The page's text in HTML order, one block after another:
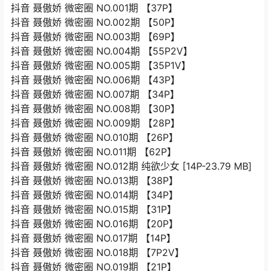
抖音 聂傲娇 微密圈 NO.001期 【37P】
抖音 聂傲娇 微密圈 NO.002期 【50P】
抖音 聂傲娇 微密圈 NO.003期 【69P】
抖音 聂傲娇 微密圈 NO.004期 【55P2V】
抖音 聂傲娇 微密圈 NO.005期 【35P1V】
抖音 聂傲娇 微密圈 NO.006期 【43P】
抖音 聂傲娇 微密圈 NO.007期 【34P】
抖音 聂傲娇 微密圈 NO.008期 【30P】
抖音 聂傲娇 微密圈 NO.009期 【28P】
抖音 聂傲娇 微密圈 NO.010期 【26P】
抖音 聂傲娇 微密圈 NO.011期 【62P】
抖音 聂傲娇 微密圈 NO.012期 纯欲少女 [14P-23.79 MB]
抖音 聂傲娇 微密圈 NO.013期 【38P】
抖音 聂傲娇 微密圈 NO.014期 【34P】
抖音 聂傲娇 微密圈 NO.015期 【31P】
抖音 聂傲娇 微密圈 NO.016期 【20P】
抖音 聂傲娇 微密圈 NO.017期 【14P】
抖音 聂傲娇 微密圈 NO.018期 【7P2V】
抖音 聂傲娇 微密圈 NO.019期 【21P】